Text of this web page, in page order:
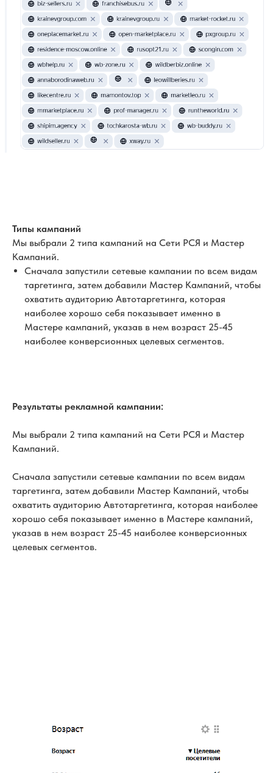
Типы кампаний
Мы выбрали 2 типа кампаний на Сети РСЯ и Мастер
Кампаний.
Сначала запустили сетевые кампании по всем видам
таргетинга, затем добавили Мастер Кампаний, чтобы
охватить аудиторию Автотаргетинга, которая
наиболее хорошо себя показывает именно в
Мастере кампаний, указав в нем возраст 25-45
наиболее конверсионных целевых сегментов.
Результаты рекламной кампании:
Мы выбрали 2 типа кампаний на Сети РСЯ и Мастер
Кампаний.
Сначала запустили сетевые кампании по всем видам
таргетинга, затем добавили Мастер Кампаний, чтобы
охватить аудиторию Автотаргетинга, которая наиболее
хорошо себя показывает именно в Мастере кампаний,
указав в нем возраст 25-45 наиболее конверсионных
целевых сегментов.